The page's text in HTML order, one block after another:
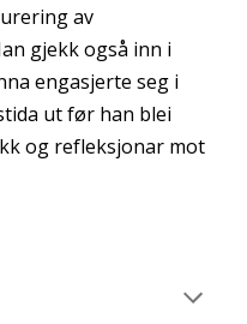
av
gjekk også inn i
engasjerte seg i
ut før han blei
og refleksjonar mot